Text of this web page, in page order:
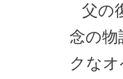
父の
念の物
クな